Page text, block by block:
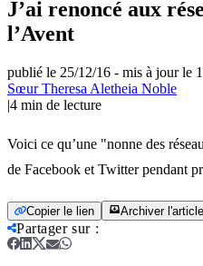
J’ai renoncé aux
l’Avent
publié le 25/12/16 - mis à jour le
Sœur Theresa Aletheia Noble
|4 min de lecture
Voici ce qu’une "nonne des
de Facebook et Twitter pendant
Copier le lien Archiver l'article
Partager sur: